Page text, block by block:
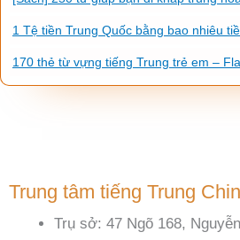
1 Tệ tiền Trung Quốc bằng bao nhiêu
170 thẻ từ vựng tiếng Trung trẻ em –
Trung tâm tiếng Trung
Trụ sở: 47 Ngõ 168,